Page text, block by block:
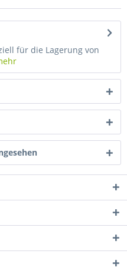
für die Lagerung von